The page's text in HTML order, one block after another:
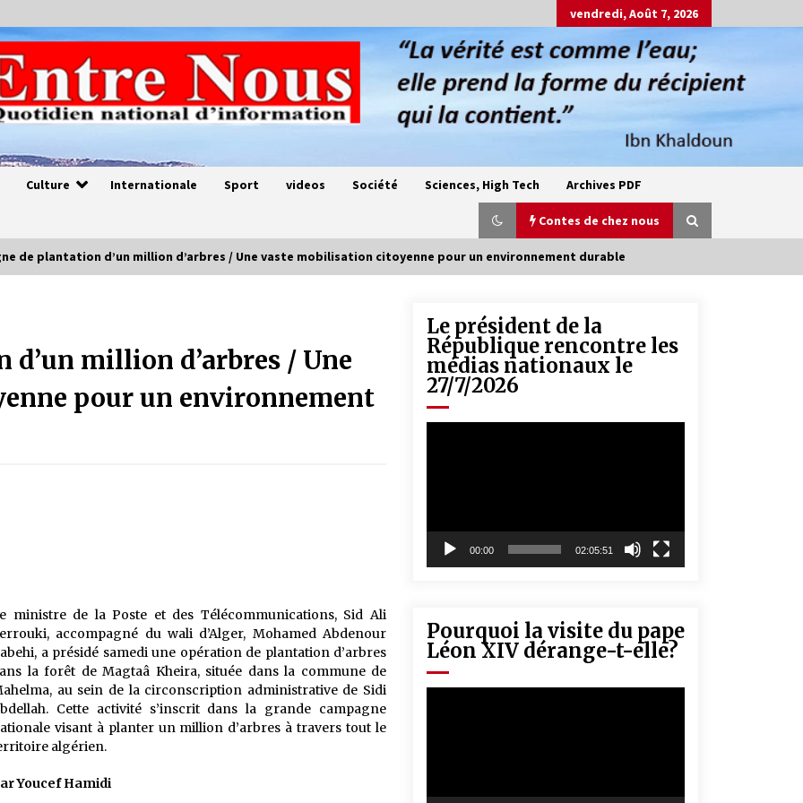
vendredi, Août 7, 2026
Culture Internationale Sport videos Société Sciences, High Tech Archives PDF
Contes de chez nous
Oum el Gaïla / L’ogresse du M’zab
4 ans ago
Quand on va vite
5 ans ago
de plantation d’un million d’arbres / Une vaste mobilisation citoyenne pour un environnement durable
million d’arbres / Une
pour un environnement
ministre de la Poste et des Télécommunications, Sid Ali
accompagné du wali d’Alger, Mohamed Abdenour
a présidé samedi une opération de plantation d’arbres
la forêt de Magtaâ Kheira, située dans la commune de
au sein de la circonscription administrative de Sidi
Cette activité s’inscrit dans la grande campagne
visant à planter un million d’arbres à travers tout le
algérien.
Youcef Hamidi
Le président de la
République rencontre les
médias nationaux le
27/7/2026
00:00 02:05:51
Pourquoi la visite du pape
Léon XIV dérange-t-elle?